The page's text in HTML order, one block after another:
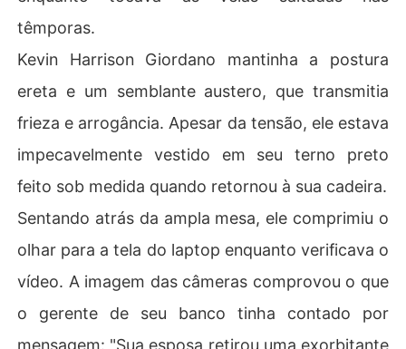
têmporas.
Kevin Harrison Giordano mantinha a postura
ereta e um semblante austero, que transmitia
frieza e arrogância. Apesar da tensão, ele estava
impecavelmente vestido em seu terno preto
feito sob medida quando retornou à sua cadeira.
Sentando atrás da ampla mesa, ele comprimiu o
olhar para a tela do laptop enquanto verificava o
vídeo. A imagem das câmeras comprovou o que
o gerente de seu banco tinha contado por
mensagem: "Sua esposa retirou uma exorbitante